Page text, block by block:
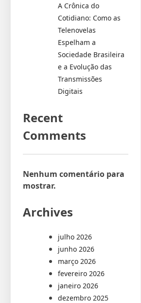
A Crônica do
Cotidiano: Como as
Telenovelas
Espelham a
Sociedade Brasileira
e a Evolução das
Transmissões
Digitais
Recent
Comments
Nenhum comentário para
mostrar.
Archives
julho 2026
junho 2026
março 2026
fevereiro 2026
janeiro 2026
dezembro 2025